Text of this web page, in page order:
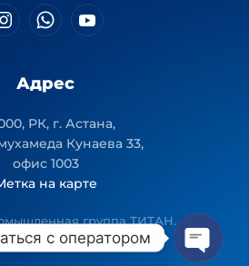
Адрес
РК, г. Астана,
Кунаева 33,
офис 1003
на карте
группа ТИТАН.
с оператором